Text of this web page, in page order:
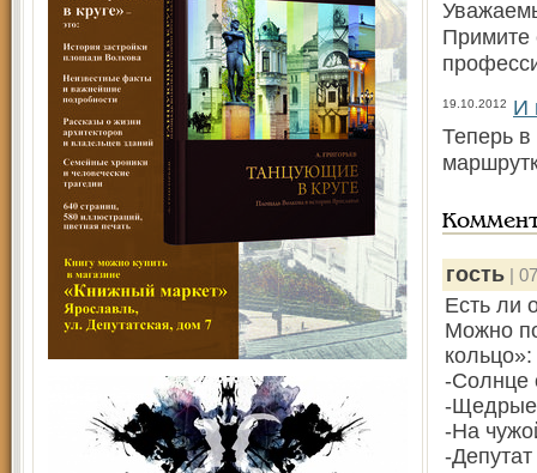
Примите
19.10.2012
И
Теперь в
гость |
Есть ли
Можно
кольцо»:
-Солнце
-Щедрые
-На
-